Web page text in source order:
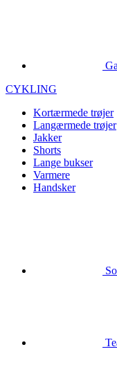
Langærmede trøjer
Shorts
Varmere
Handsker